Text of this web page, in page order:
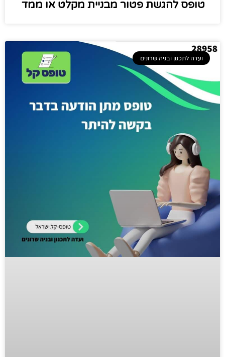
טופס להגשת פטור מבניית מקלט או ממד
ועדה לתכנון ובניה שרונים